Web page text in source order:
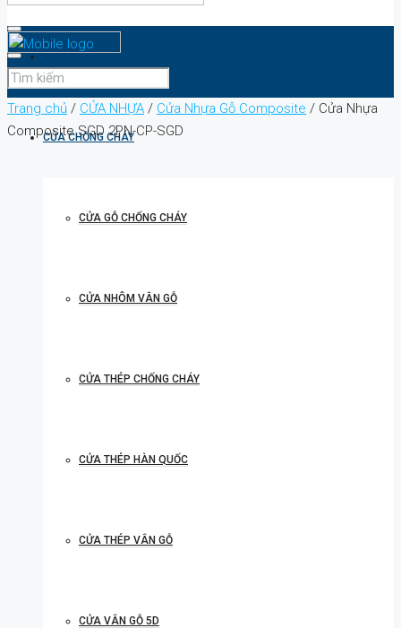
TRANG CHỦ
CỬA CHỐNG CHÁY
CỬA GỖ CHỐNG CHÁY
CỬA NHÔM VÂN GỖ
CỬA THÉP CHỐNG CHÁY
CỬA THÉP HÀN QUỐC
CỬA THÉP VÂN GỖ
CỬA VÂN GỖ 5D
Trang chủ / CỬA NHỰA / Cửa Nhựa Gỗ Composite / Cửa Nhựa
Composite SGD 2PN-CP-SGD